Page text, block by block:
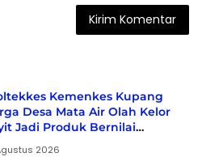
Kemenkes Kupang
Desa Mata Air Olah Kelor
Jadi Produk Bernilai
2026